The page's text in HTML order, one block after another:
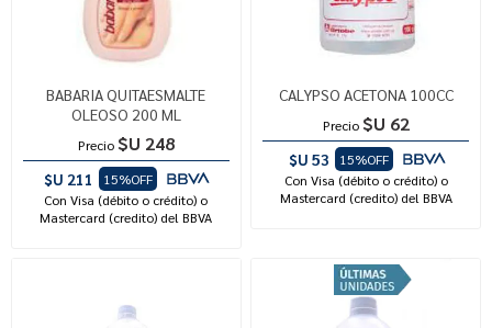
BABARIA QUITAESMALTE
OLEOSO 200 ML
Precio $U 248
$U 211
15%OFF
Con Visa (débito o crédito) o
Mastercard (credito) del BBVA
CALYPSO ACETONA 100CC
Precio $U 62
$U 53
15%OFF
Con Visa (débito o crédito) o
Mastercard (credito) del BBVA